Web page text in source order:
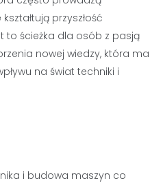
przyszłość
to ścieżka dla osób z pasją
nowej wiedzy, która ma
na świat techniki i
i budowa maszyn co